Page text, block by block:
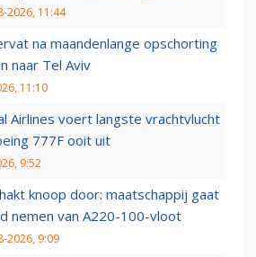
2026, 11:44
na maandenlange opschorting
naar Tel Aviv
11:10
Airlines voert langste vrachtvlucht
777F ooit uit
9:52
hakt knoop door: maatschappij gaat
nemen van A220-100-vloot
2026, 9:09